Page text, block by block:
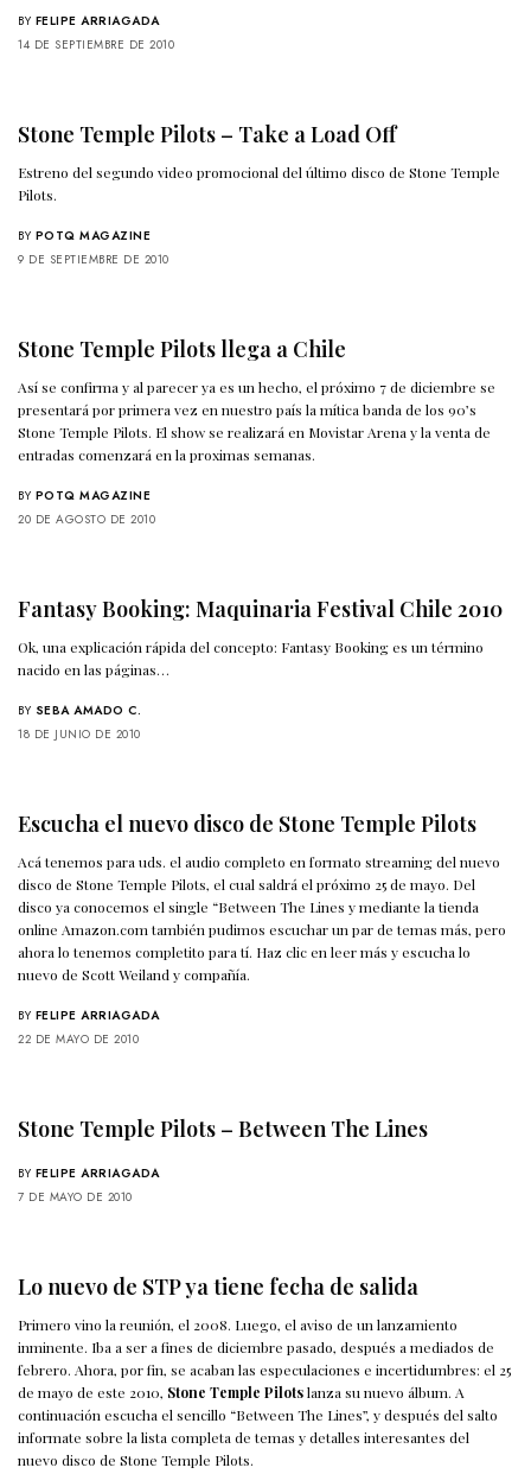
BY FELIPE ARRIAGADA
14 DE SEPTIEMBRE DE 2010
Stone Temple Pilots – Take a Load Off
Estreno del segundo video promocional del último disco de Stone Temple
Pilots.
BY POTQ MAGAZINE
9 DE SEPTIEMBRE DE 2010
Stone Temple Pilots llega a Chile
Así se confirma y al parecer ya es un hecho, el próximo 7 de diciembre se
presentará por primera vez en nuestro país la mítica banda de los 90’s
Stone Temple Pilots. El show se realizará en Movistar Arena y la venta de
entradas comenzará en la proximas semanas.
BY POTQ MAGAZINE
20 DE AGOSTO DE 2010
Fantasy Booking: Maquinaria Festival Chile 2010
Ok, una explicación rápida del concepto: Fantasy Booking es un término
nacido en las páginas…
BY SEBA AMADO C.
18 DE JUNIO DE 2010
Escucha el nuevo disco de Stone Temple Pilots
Acá tenemos para uds. el audio completo en formato streaming del nuevo
disco de Stone Temple Pilots, el cual saldrá el próximo 25 de mayo. Del
disco ya conocemos el single “Between The Lines y mediante latienda
online Amazon.com también pudimos escuchar un par de temas más, pero
ahora lo tenemos completito para tí. Haz clic en leer más y escucha lo
nuevo de Scott Weiland y compañía.
BY FELIPE ARRIAGADA
22 DE MAYO DE 2010
Stone Temple Pilots – Between The Lines
BY FELIPE ARRIAGADA
7 DE MAYO DE 2010
Lo nuevo de STP ya tiene fecha de salida
Primero vino la reunión, el 2008. Luego, el aviso de un lanzamiento
inminente. Iba a ser a fines de diciembre pasado, después a mediados de
febrero. Ahora, por fin, se acaban las especulaciones e incertidumbres: el 25
de mayo de este 2010, Stone Temple Pilotslanza su nuevo álbum. A
continuación escucha el sencillo “Between The Lines”, y después del salto
informate sobre la lista completa de temas y detalles interesantes del
nuevo disco de Stone Temple Pilots.